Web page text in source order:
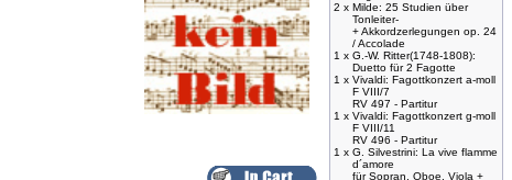
2 x Milde: 25 Studien über
Tonleiter-
+ Akkordzerlegungen op. 24
/ Accolade
1 x G.-W. Ritter(1748-1808):
Duetto für 2 Fagotte
1 x Vivaldi: Fagottkonzert a-moll
F VIII/7
RV 497 - Partitur
1 x Vivaldi: Fagottkonzert g-moll
F VIII/11
RV 496 - Partitur
1 x G. Silvestrini: La vive flamme
d´amore
für Sopran, Oboe, Viola +